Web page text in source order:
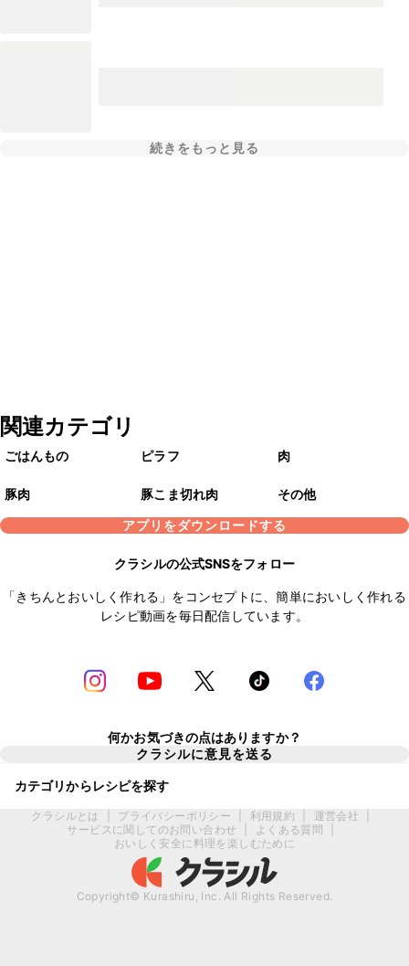
続きをもっと見る
関連カテゴリ
ごはんもの ピラフ 肉
豚肉 豚こま切れ肉
その他
アプリをダウンロードする
クラシルの公式SNSをフォロー
「きちんとおいしく作れる」をコンセプトに、簡単においしく作れる
レシピ動画を毎日配信しています。
何かお気づきの点はありますか？
クラシルに意見を送る
カテゴリからレシピを探す
クラシルとは プライバシーポリシー 利用規約 運営会社
サービスに関してのお問い合わせ
よくある質問
おいしく安全に料理を楽しむために
Copyright© Kurashiru, Inc. All Rights Reserved.